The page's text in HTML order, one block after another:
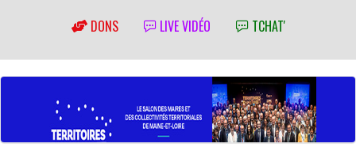
DONS LIVE VIDÉO TCHAT'